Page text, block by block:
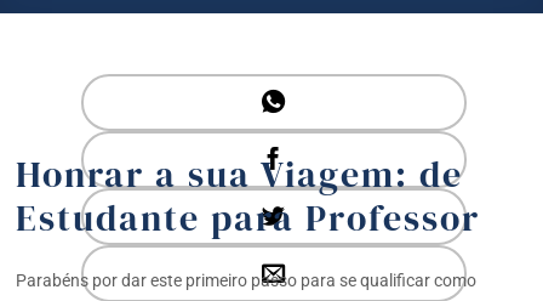
Honrar a sua Viagem: de
Estudante para Professor
Parabéns por dar este primeiro passo para se qualificar como